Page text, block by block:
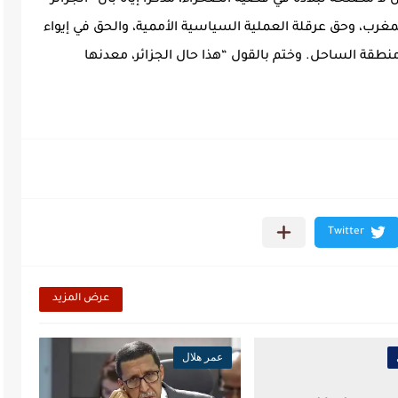
وحق عرقلة العملية السياسية الأممية، والحق في إيواء
الساحل. وختم بالقول “هذا حال الجزائر، معدنها
عرض المزيد
عمر هلال